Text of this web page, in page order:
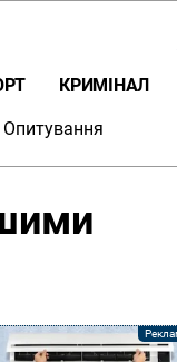
КРИМІНАЛ
Опитування